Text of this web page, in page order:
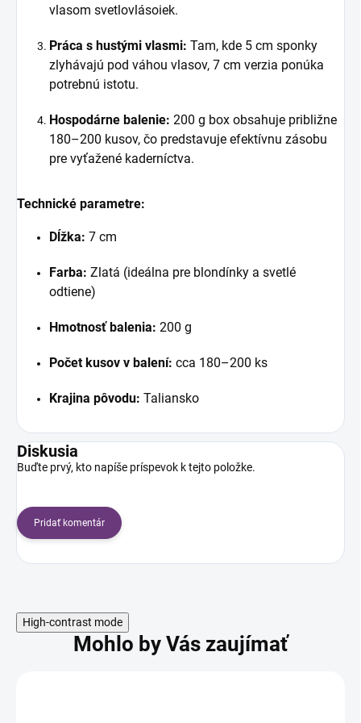
vlasom svetlovlásoiek.
Práca s hustými vlasmi: Tam, kde 5 cm sponky
zlyhávajú pod váhou vlasov, 7 cm verzia ponúka
potrebnú istotu.
Hospodárne balenie: 200 g box obsahuje približne
180–200 kusov, čo predstavuje efektívnu zásobu
pre vyťažené kaderníctva.
Technické parametre:
Dĺžka: 7 cm
Farba: Zlatá (ideálna pre blondínky a svetlé
odtiene)
Hmotnosť balenia: 200 g
Počet kusov v balení: cca 180–200 ks
Krajina pôvodu: Taliansko
Diskusia
Buďte prvý, kto napíše príspevok k tejto položke.
Pridať komentár
High-contrast mode
Mohlo by Vás zaujímať